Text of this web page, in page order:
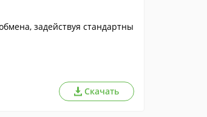
задействуя стандартны
Скачать